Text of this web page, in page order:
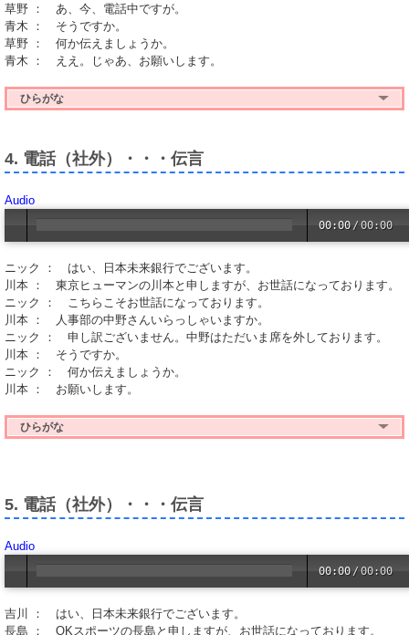
草野 ： あ、今、電話中ですが。
青木 ： そうですか。
草野 ： 何か伝えましょうか。
青木 ： ええ。じゃあ、お願いします。
ひらがな
4. 電話（社外）・・・伝言
Audio
00:00 /00:00
ニック ： はい、日本未来銀行でございます。
川本 ： 東京ヒューマンの川本と申しますが、お世話になっております。
ニック ： こちらこそお世話になっております。
川本 ： 人事部の中野さんいらっしゃいますか。
ニック ： 申し訳ございません。中野はただいま席を外しております。
川本 ： そうですか。
ニック ： 何か伝えましょうか。
川本 ： お願いします。
ひらがな
5. 電話（社外）・・・伝言
Audio
00:00 /00:00
吉川 ： はい、日本未来銀行でございます。
長島 ： OKスポーツの長島と申しますが、お世話になっております。